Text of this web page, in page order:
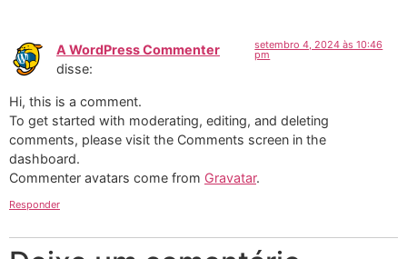
A WordPress Commenter
disse:
setembro 4, 2024 às 10:46
pm
Hi, this is a comment.
To get started with moderating, editing, and deleting
comments, please visit the Comments screen in the
dashboard.
Commenter avatars come from Gravatar.
Responder